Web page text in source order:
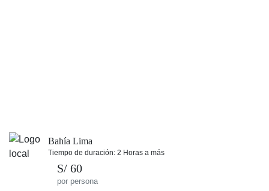
Bahía Lima
Tiempo de duración: 2 Horas a más
S/ 60
por persona